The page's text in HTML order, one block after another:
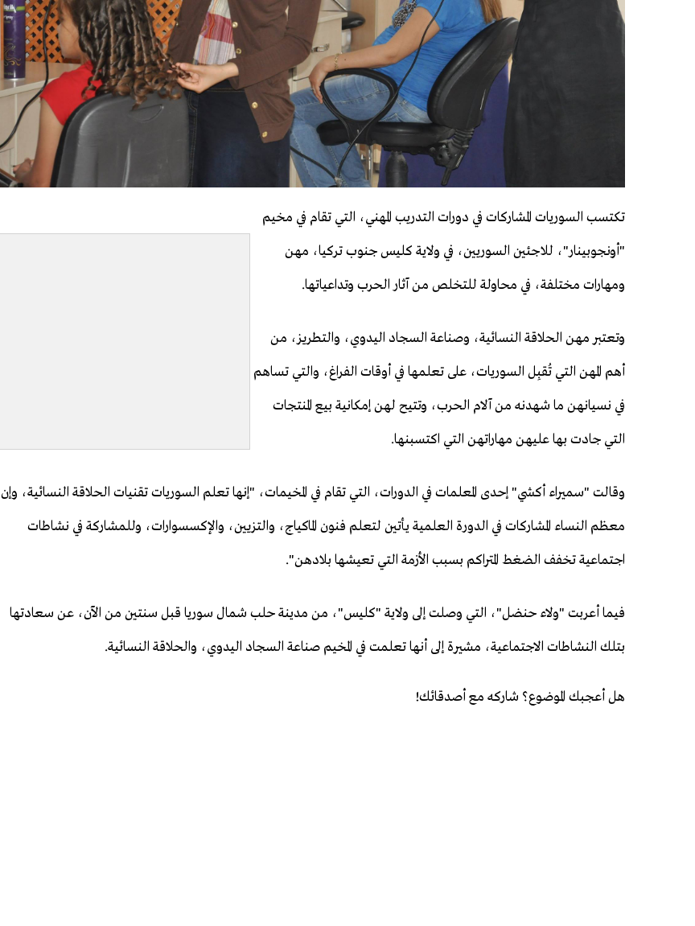
تكتسب السوريات المشاركات في دورات التدريب المهني، التي تقام في مخيم
"أونجوبينار"، للاجئين السوريين، في ولاية كليس جنوب تركيا، مهن
ومهارات مختلفة، في محاولة للتخلص من آثار الحرب وتداعياتها.
وتعتبر مهن الحلاقة النسائية، وصناعة السجاد اليدوي، والتطريز، من
أهم المهن التي تُقبِل السوريات، على تعلمها في أوقات الفراغ، والتي تساهم
في نسيانهن ما شهدنه من آلام الحرب، وتتيح لهن إمكانية بيع المنتجات
التي جادت بها عليهن مهاراتهن التي اكتسبنها.
وقالت "سميراء أكشي" إحدى المعلمات في الدورات، التي تقام في المخيمات، "إنها تعلم السوريات تقنيات الحلاقة النسائية، وإن
معظم النساء المشاركات في الدورة العلمية يأتين لتعلم فنون الماكياج، والتزيين، والإكسسوارات، وللمشاركة في نشاطات
اجتماعية تخفف الضغط المتراكم بسبب الأزمة التي تعيشها بلادهن".
فيما أعربت "ولاء حنضل"، التي وصلت إلى ولاية "كليس"، من مدينة حلب شمال سوريا قبل سنتين من الآن، عن سعادتها
بتلك النشاطات الاجتماعية، مشيرة إلى أنها تعلمت في المخيم صناعة السجاد اليدوي، والحلاقة النسائية.
هل أعجبك الموضوع؟ شاركه مع أصدقائك!